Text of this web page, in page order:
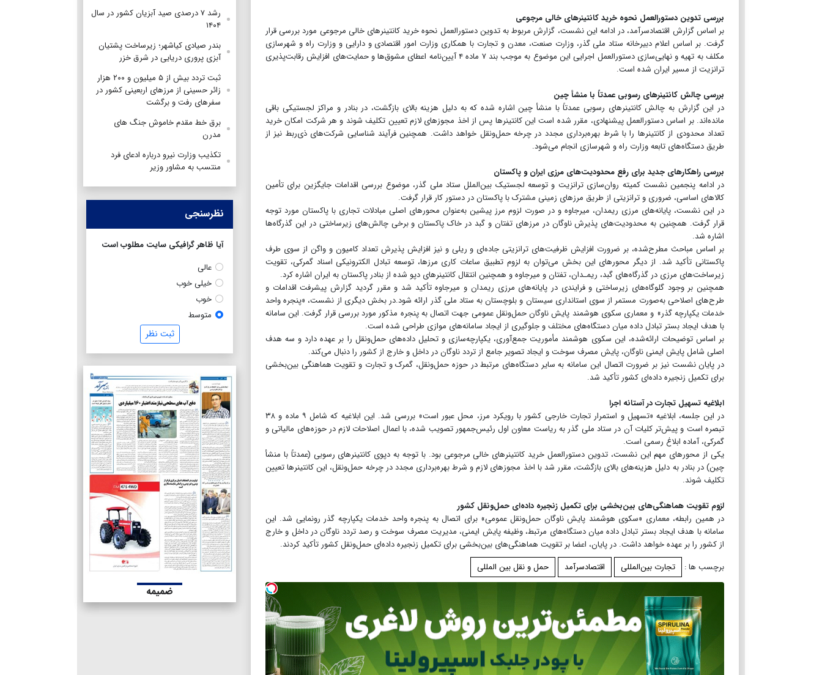
بررسی تدوین دستورالعمل نحوه خرید کانتینرهای خالی مرجوعی
بر اساس گزارش اقتصادسرآمد، در ادامه این نشست، گزارش مربوط به تدوین دستورالعمل نحوه خرید کانتینرهای خالی مرجوعی مورد بررسی قرار
گرفت. بر اساس اعلام دبیرخانه ستاد ملی گذر، وزارت صنعت، معدن و تجارت با همکاری وزارت امور اقتصادی و دارایی و وزارت راه و شهرسازی
مکلف به تهیه و نهایی‌سازی دستورالعمل اجرایی این موضوع به موجب بند ۷ ماده ۴ آیین‌نامه اعطای مشوق‌ها و حمایت‌های افزایش رقابت‌پذیری
ترانزیت از مسیر ایران شده است.
بررسی چالش کانتینرهای رسوبی عمدتاً با منشأ چین
در این گزارش به چالش کانتینرهای رسوبی عمدتاً با منشأ چین اشاره شده که به دلیل هزینه بالای بازگشت، در بنادر و مراکز لجستیکی باقی
مانده‌اند. بر اساس دستورالعمل پیشنهادی، مقرر شده است این کانتینرها پس از اخذ مجوزهای لازم تعیین تکلیف شوند و هر شرکت امکان خرید
تعداد محدودی از کانتینرها را با شرط بهره‌برداری مجدد در چرخه حمل‌ونقل خواهد داشت. همچنین فرآیند شناسایی شرکت‌های ذی‌ربط نیز از
طریق دستگاه‌های تابعه وزارت راه و شهرسازی انجام می‌شود.
بررسی راهکارهای جدید برای رفع محدودیت‌های مرزی ایران و پاکستان
در ادامه پنجمین نشست کمیته روان‌سازی ترانزیت و توسعه لجستیک بین‌الملل ستاد ملی گذر، موضوع بررسی اقدامات جایگزین برای تأمین
کالاهای اساسی، ضروری و ترانزیتی از طریق مرزهای زمینی مشترک با پاکستان در دستور کار قرار گرفت.
در این نشست، پایانه‌های مرزی ریمدان، میرجاوه و در صورت لزوم مرز پیشین به‌عنوان محورهای اصلی مبادلات تجاری با پاکستان مورد توجه
قرار گرفت. همچنین به محدودیت‌های پذیرش ناوگان در مرزهای تفتان و گبد در خاک پاکستان و برخی چالش‌های زیرساختی در این گذرگاه‌ها
اشاره شد.
بر اساس مباحث مطرح‌شده، بر ضرورت افزایش ظرفیت‌های ترانزیتی جاده‌ای و ریلی و نیز افزایش پذیرش تعداد کامیون و واگن از سوی طرف
پاکستانی تأکید شد. از دیگر محورهای این بخش می‌توان به لزوم تطبیق ساعات کاری مرزها، توسعه تبادل الکترونیکی اسناد گمرکی، تقویت
زیرساخت‌های مرزی در گذرگاه‌های گبد، ریمـدان، تفتان و میرجاوه و همچنین انتقال کانتینرهای دپو شده از بنادر پاکستان به ایران اشاره کرد.
همچنین بر وجود گلوگاه‌های زیرساختی و فرایندی در پایانه‌های مرزی ریمدان و میرجاوه تأکید شد و مقرر گردید گزارش پیشرفت اقدامات و
طرح‌های اصلاحی به‌صورت مستمر از سوی استانداری سیستان و بلوچستان به ستاد ملی گذر ارائه شود.در بخش دیگری از نشست، «پنجره واحد
خدمات یکپارچه گذر» و معماری سکوی هوشمند پایش ناوگان حمل‌ونقل عمومی جهت اتصال به پنجره مذکور مورد بررسی قرار گرفت. این سامانه
با هدف ایجاد بستر تبادل داده میان دستگاه‌های مختلف و جلوگیری از ایجاد سامانه‌های موازی طراحی شده است.
بر اساس توضیحات ارائه‌شده، این سکوی هوشمند مأموریت جمع‌آوری، یکپارچه‌سازی و تحلیل داده‌های حمل‌ونقل را بر عهده دارد و سه هدف
اصلی شامل پایش ایمنی ناوگان، پایش مصرف سوخت و ایجاد تصویر جامع از تردد ناوگان در داخل و خارج از کشور را دنبال می‌کند.
در پایان نشست نیز بر ضرورت اتصال این سامانه به سایر دستگاه‌های مرتبط در حوزه حمل‌ونقل، گمرک و تجارت و تقویت هماهنگی بین‌بخشی
برای تکمیل زنجیره داده‌ای کشور تأکید شد.
ابلاغیه تسهیل تجارت در آستانه اجرا
در این جلسه، ابلاغیه «تسهیل و استمرار تجارت خارجی کشور با رویکرد مرز، محل عبور است» بررسی شد. این ابلاغیه که شامل ۹ ماده و ۳۸
تبصره است و پیش‌تر کلیات آن در ستاد ملی گذر به ریاست معاون اول رئیس‌جمهور تصویب شده، با اعمال اصلاحات لازم در حوزه‌های مالیاتی و
گمرکی، آماده ابلاغ رسمی است.
یکی از محورهای مهم این نشست، تدوین دستورالعمل خرید کانتینرهای خالی مرجوعی بود. با توجه به دپوی کانتینرهای رسوبی (عمدتاً با منشأ
چین) در بنادر به دلیل هزینه‌های بالای بازگشت، مقرر شد با اخذ مجوزهای لازم و شرط بهره‌برداری مجدد در چرخه حمل‌ونقل، این کانتینرها تعیین
تکلیف شوند.
لزوم تقویت هماهنگی‌های بین‌بخشی برای تکمیل زنجیره داده‌ای حمل‌ونقل کشور
در همین رابطه، معماری «سکوی هوشمند پایش ناوگان حمل‌ونقل عمومی» برای اتصال به پنجره واحد خدمات یکپارچه گذر رونمایی شد. این
سامانه با هدف ایجاد بستر تبادل داده میان دستگاه‌های مرتبط، وظیفه پایش ایمنی، مدیریت مصرف سوخت و رصد تردد ناوگان در داخل و خارج
از کشور را بر عهده خواهد داشت. در پایان، اعضا بر تقویت هماهنگی‌های بین‌بخشی برای تکمیل زنجیره داده‌ای حمل‌ونقل کشور تأکید کردند.
برچسب ها :
تجارت بین‌المللی اقتصادسرآمد حمل و نقل بین المللی
رشد ۷ درصدی صید آبزیان کشور در سال
۱۴۰۴
بندر صیادی کیاشهر؛ زیرساخت پشتیان
آبزی پروری دریایی در شرق خزر
ثبت تردد بیش از ۵ میلیون و ۲۰۰ هزار
زائر حسینی از مرزهای اربعینی کشور در
سفرهای رفت و برگشت
برق خط مقدم خاموش جنگ های
مدرن
تکذیب وزارت نیرو درباره ادعای فرد
منتسب به مشاور وزیر
نظرسنجی
آیا ظاهر گرافیکی سایت مطلوب است
عالی
خیلی خوب
خوب
متوسط
ثبت نظر
ضمیمه